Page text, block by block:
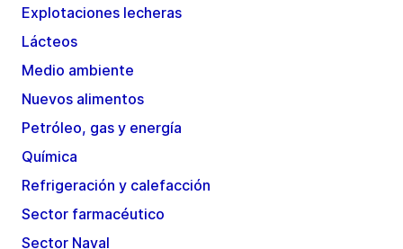
Explotaciones lecheras
Lácteos
Medio ambiente
Nuevos alimentos
Petróleo, gas y energía
Química
Refrigeración y calefacción
Sector farmacéutico
Sector Naval